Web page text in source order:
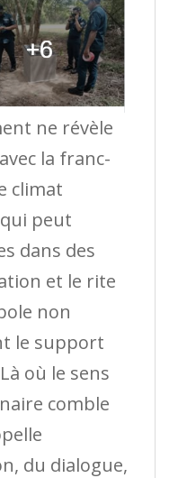
ne révèle
la franc-
climat
peut
dans des
et le rite
non
le support
où le sens
comble
du dialogue,